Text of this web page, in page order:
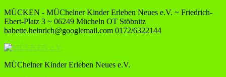
MÜCKEN - MÜChelner Kinder Erleben Neues e.V. ~ Friedrich-
Ebert-Platz 3 ~ 06249 Mücheln OT Stöbnitz
babette.heinrich@googlemail.com 0172/6322144
MÜChelner Kinder Erleben Neues e.V.